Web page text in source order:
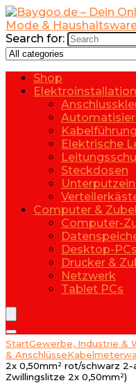
Search for:
Shop
Elektroinstallation
Elektrische
Steckdosen
Computer &
Computer-
Desktop-PCs
Drucker &
Netzwerk
Tablet PCs
StartGewerbe, Industrie &
& Anschlüsse
2x 0,50mm² rot/schwarz 2-
Zwillingslitze 2x 0,50mm²)